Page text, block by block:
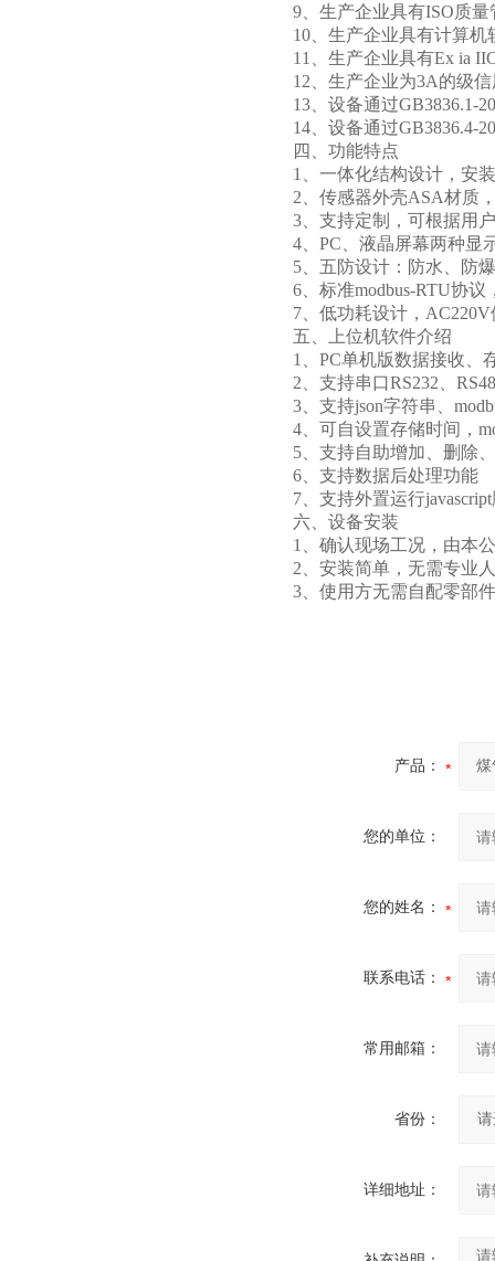
9、生产企业具有ISO质
10、生产企业具有计算机
11、生产企业具有Ex ia
12、生产企业为3A的级
13、设备通过GB3836.1-
14、设备通过GB3836.4-
四、功能特点
1、一体化结构设计，安
2、传感器外壳ASA材质
3、支持定制，可根据用
4、PC、液晶屏幕两种显
5、五防设计：防水、防
6、标准modbus-RTU协
7、低功耗设计，AC220V
五、上位机软件介绍
1、PC单机版数据接收、
2、支持串口RS232、
3、支持json字符串、
4、可自设置存储时间，
5、支持自助增加、删除
6、支持数据后处理功能
7、支持外置运行
六、设备安装
1、确认现场工况，由本
2、安装简单，无需专业
3、使用方无需自配零部
产品：
您的单位：
您的姓名：
联系电话：
常用邮箱：
省份：
详细地址：